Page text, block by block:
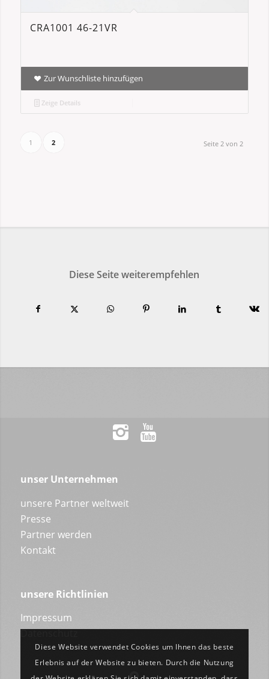
CRA1001 46-21VR
Zur Wunschliste hinzufügen
Zeige Details
Seite 2 von 2
1 2
Diese Seite weiterempfehlen
unser Unternehmen
unsere Partner weltweit
Presse
Partner werden
Kontakt
unsere Richtlinien
Impressum
Datenschutz
Diese Website verwendet Cookies um Ihnen das beste
Erlebnis auf der Website zu bieten. Durch die Nutzung